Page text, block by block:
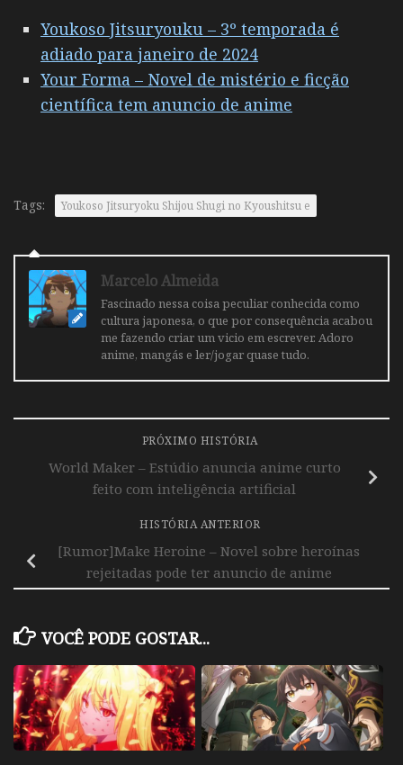
Youkoso Jitsuryouku – 3º temporada é
adiado para janeiro de 2024
Your Forma – Novel de mistério e ficção
científica tem anuncio de anime
Tags: Youkoso Jitsuryoku Shijou Shugi no Kyoushitsu e
Marcelo Almeida
Fascinado nessa coisa peculiar conhecida como
cultura japonesa, o que por consequência acabou
me fazendo criar um vicio em escrever. Adoro
anime, mangás e ler/jogar quase tudo.
PRÓXIMO HISTÓRIA
World Maker – Estúdio anuncia anime curto
feito com inteligência artificial
HISTÓRIA ANTERIOR
[Rumor]Make Heroine – Novel sobre heroínas
rejeitadas pode ter anuncio de anime
VOCÊ PODE GOSTAR...